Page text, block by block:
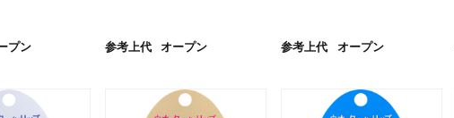
プン 参考上代 オープン 参考上代 オープン